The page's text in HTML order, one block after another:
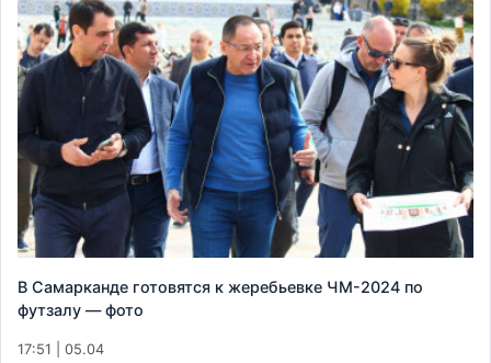
В Самарканде готовятся к жеребьевке ЧМ-2024 по
футзалу — фото
17:51 | 05.04